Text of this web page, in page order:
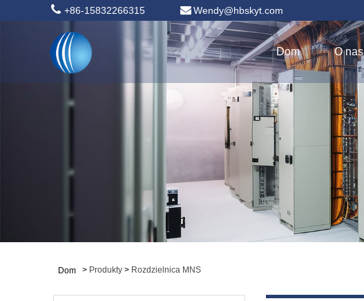
+86-15832266315 Wendy@hbskyt.com
Dom O nas
Dom > Produkty > Rozdzielnica MNS